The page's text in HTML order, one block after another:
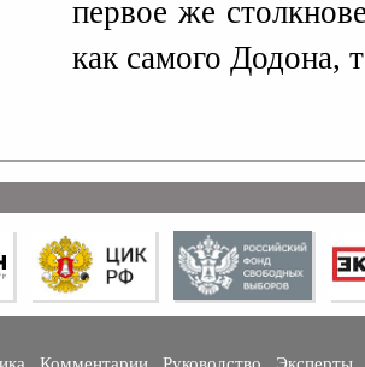
первое же
как самого Додона,